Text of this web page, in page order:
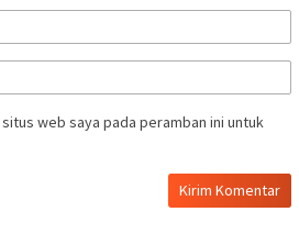
web saya pada peramban ini untuk